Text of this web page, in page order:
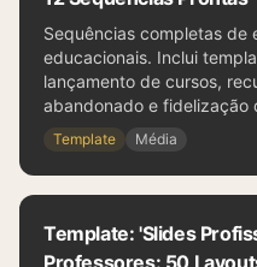
Sequências completas de
educacionais. Inclui
lançamento de cursos,
abandonado e fidelização
Template Média
Template: 'Slides
Professores: 50